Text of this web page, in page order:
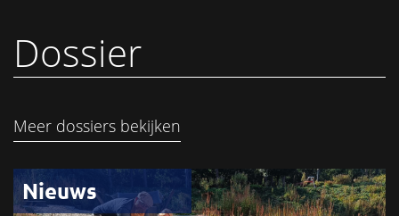
Dossier
Meer dossiers bekijken
Nieuws